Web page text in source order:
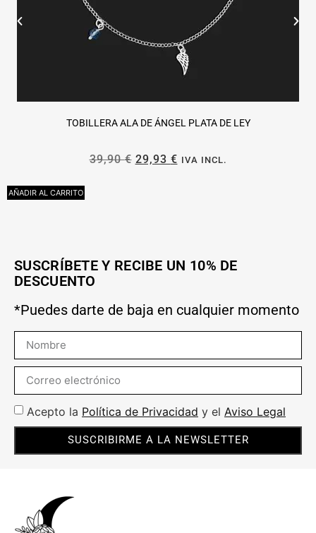
TOBILLERA ALA DE ÁNGEL PLATA DE LEY
39,90€ 29,93 € IVA INCL.
AÑADIR AL CARRITO
SUSCRÍBETE Y RECIBE UN 10% DE
DESCUENTO
*Puedes darte de baja en cualquier momento
Acepto la Política de Privacidad y el Aviso Legal
SUSCRIBIRME A LA NEWSLETTER